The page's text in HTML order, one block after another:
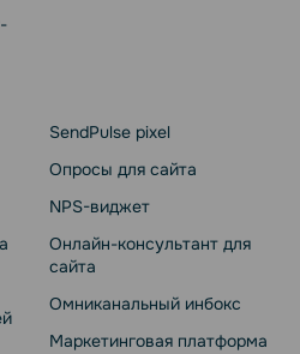
SendPulse pixel
Опросы для сайта
NPS-виджет
Онлайн-консультант для
сайта
Омниканальный инбокс
Маркетинговая платформа